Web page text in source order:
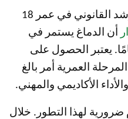
على الرغم من بلوغك سن الرشد القانوني في عمر 18
أن الدماغ يستمر في
حتى حوالي سن 25 عامًا. يعتبر الحصول على
العمرية أمر بالغ
الأكاديمي والمهني.
لهذا التطور. خلال